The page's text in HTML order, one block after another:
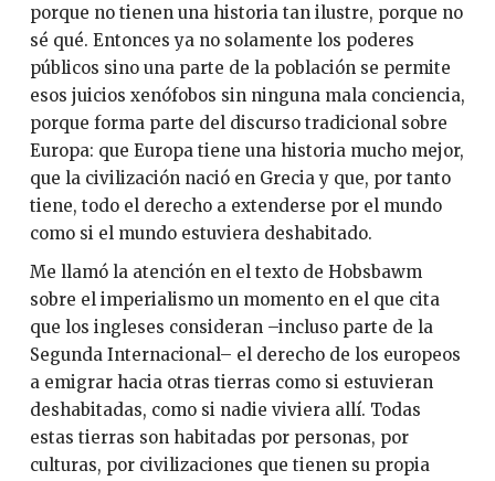
porque no tienen una historia tan ilustre, porque no
sé qué. Entonces ya no solamente los poderes
públicos sino una parte de la población se permite
esos juicios xenófobos sin ninguna mala conciencia,
porque forma parte del discurso tradicional sobre
Europa: que Europa tiene una historia mucho mejor,
que la civilización nació en Grecia y que, por tanto
tiene, todo el derecho a extenderse por el mundo
como si el mundo estuviera deshabitado.
Me llamó la atención en el texto de Hobsbawm
sobre el imperialismo un momento en el que cita
que los ingleses consideran –incluso parte de la
Segunda Internacional– el derecho de los europeos
a emigrar hacia otras tierras como si estuvieran
deshabitadas, como si nadie viviera allí. Todas
estas tierras son habitadas por personas, por
culturas, por civilizaciones que tienen su propia